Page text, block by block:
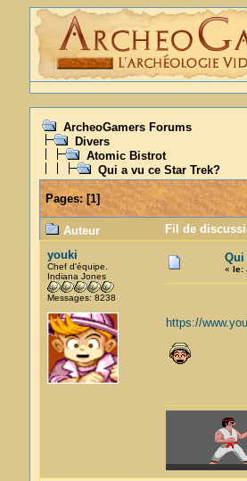
ArcheoGamers Forums
Divers
Atomic Bistrot
Qui a vu ce Star Trek?
Pages:[1]
Auteur
Fil de
youki
Chef d'équipe.
Indiana Jones
Messages: 8238
Qui
« le:
https://